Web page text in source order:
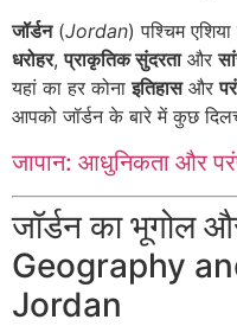
जॉर्डन(Jordan) पश्चिम
धरोहर,प्राकृतिक सुंदरताऔर
यहां का हर कोनाइतिहासऔर
आपको जॉर्डन के बारे में कुछ
जापान: आधुनिकता और
जॉर्डन का भूगोल
Geography
Jordan